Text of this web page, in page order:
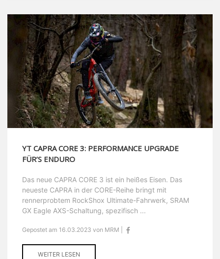
YT CAPRA CORE 3: PERFORMANCE UPGRADE
FÜR’S ENDURO
Das neue CAPRA CORE 3 ist ein heißes Eisen. Das
neueste CAPRA in der CORE-Reihe bringt mit
rennerprobtem RockShox Ultimate-Fahrwerk, SRAM
GX Eagle AXS-Schaltung, spezifisch ...
Gepostet am 16.03.2023 von MRM |
WEITER LESEN